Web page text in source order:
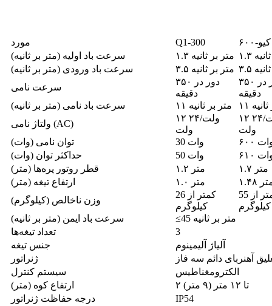
مورد Q1-300
کیو-۶۰۰
سرعت باد اولیه (متر بر ثانیه)
۱.۳ متر بر ثانیه
سرعت باد ورودی (متر بر ثانیه)
۳.۵ متر بر ثانیه
سرعت نامی
۳۵۰ دور در
دقیقه
۳۵۰ دور در
دقیقه
سرعت باد نامی (متر بر ثانیه)
۱۱ متر بر ثانیه
ثانیه
ولتاژ نامی (AC)
۱۲ ولت/۲۴
ولت
۱۲ ولت/۲۴
ولت
توان نامی (وات)
30 وات
وات
حداکثر توان (وات)
50 وات
وات
قطر روتور پره‌ها (متر)
۱.۲ متر
۱.۷ متر
ارتفاع تیغه (متر)
۱.۰ متر
متر
وزن ناخالص (کیلوگرم)
کمتر از 26
کیلوگرم
کمتر از 55
کیلوگرم
سرعت باد ایمن (متر بر ثانیه)
≤45 متر بر ثانیه
تعداد تیغه‌ها
3
جنس تیغه
آلیاژ آلیمینوم
ژنراتور
آهنربای دائم سه فاز
سیستم کنترل
الکترومغناطیس
ارتفاع کوه (متر)
۲ تا ۱۲ متر (۹ متر)
درجه حفاظت ژنراتور
IP54